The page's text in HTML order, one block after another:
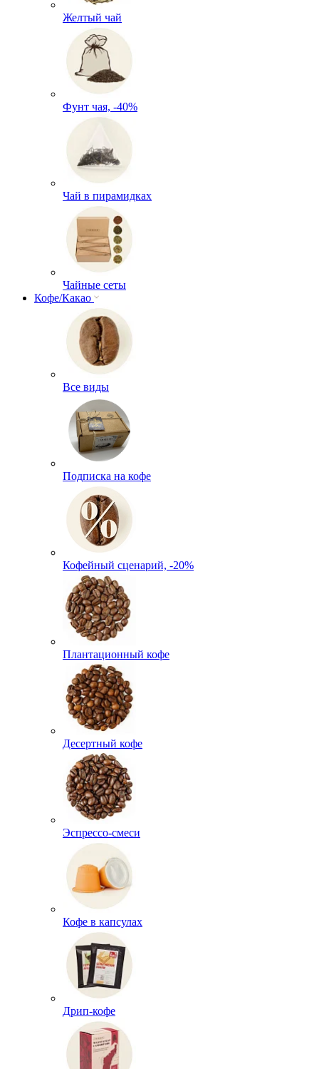
Желтый чай
Фунт чая, -40%
Чай в пирамидках
Чайные сеты
Кофе/Какао
Все виды
Подписка на кофе
Кофейный сценарий, -20%
Плантационный кофе
Десертный кофе
Эспрессо-смеси
Кофе в капсулах
Дрип-кофе